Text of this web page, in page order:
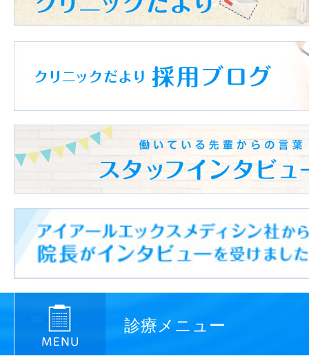
診療メニュー